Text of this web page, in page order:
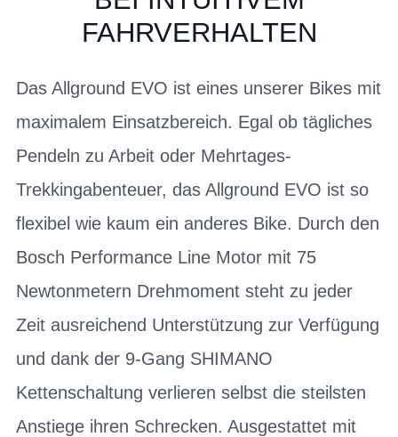
FAHRVERHALTEN
Das Allground EVO ist eines unserer Bikes mit
maximalem Einsatzbereich. Egal ob tägliches
Pendeln zu Arbeit oder Mehrtages-
Trekkingabenteuer, das Allground EVO ist so
flexibel wie kaum ein anderes Bike. Durch den
Bosch Performance Line Motor mit 75
Newtonmetern Drehmoment steht zu jeder
Zeit ausreichend Unterstützung zur Verfügung
und dank der 9-Gang SHIMANO
Kettenschaltung verlieren selbst die steilsten
Anstiege ihren Schrecken. Ausgestattet mit